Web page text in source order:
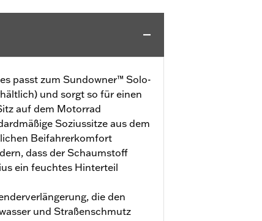
passt zum Sundowner™ Solo-
und sorgt so für einen
auf dem Motorrad
Soziussitze aus dem
Beifahrerkomfort
dass der Schaumstoff
ein feuchtes Hinterteil
die den
und Straßenschmutz